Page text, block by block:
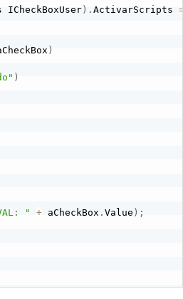
ICheckBoxUser) .ActivarScripts =
)
)
" + aCheckBox .Value ) ;